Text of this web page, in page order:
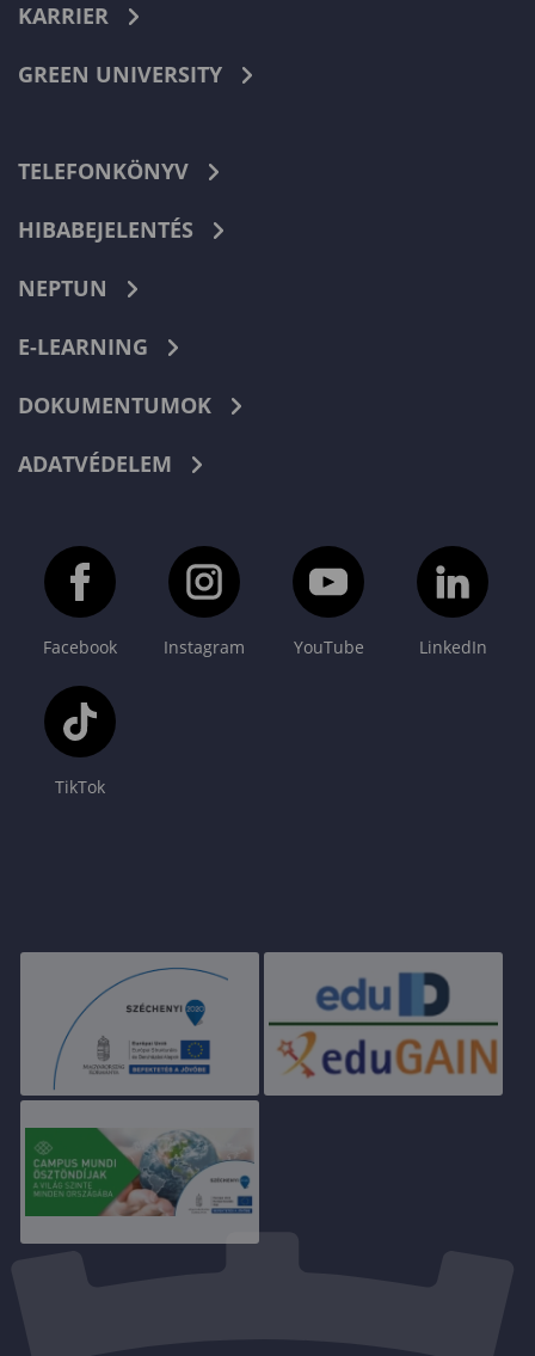
KARRIER
GREEN UNIVERSITY
TELEFONKÖNYV
HIBABEJELENTÉS
NEPTUN
E-LEARNING
DOKUMENTUMOK
ADATVÉDELEM
Facebook Instagram YouTube LinkedIn
TikTok